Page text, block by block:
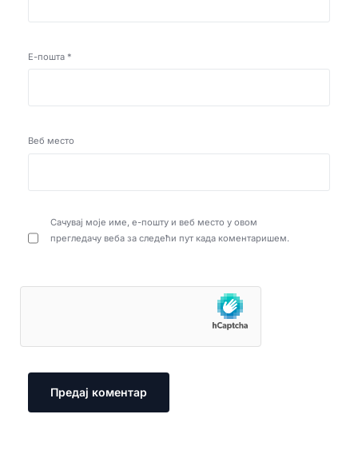
Е-пошта *
Веб место
Сачувај моје име, е-пошту и веб место у овом
прегледачу веба за следећи пут када коментаришем.